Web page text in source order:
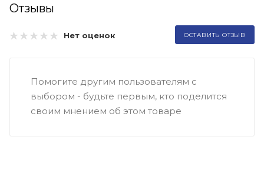
Отзывы
Нет оценок ОСТАВИТЬ ОТЗЫВ
Помогите другим пользователям с
выбором - будьте первым, кто поделится
своим мнением об этом товаре